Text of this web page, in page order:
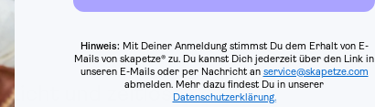
Licht und zeitloser
Hinweis: Mit Deiner Anmeldung stimmst Du dem Erhalt von E-
Mails von skapetze® zu. Du kannst Dich jederzeit über den Link in
unseren E-Mails oder per Nachricht an service@skapetze.com
abmelden. Mehr dazu findest Du in unserer
Datenschutzerklärung.